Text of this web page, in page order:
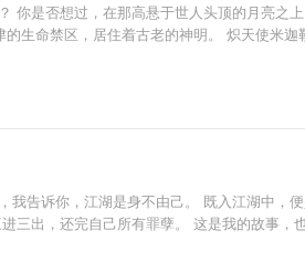
你是否想过，在那高悬于世人头顶的月亮
生命禁区，居住着古老的神明。 炽天使米
告诉你，江湖是身不由己。 既入江湖中
出，还完自己所有罪孽。 这是我的故事，